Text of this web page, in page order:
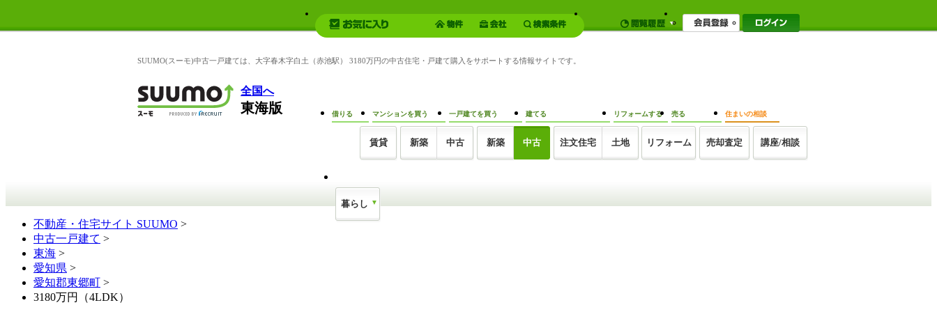
SUUMO(スーモ)中古一戸建ては、大字春木字白土（赤池駅） 3180万円の中古住宅・戸建て購入をサポートする情報サイトです。
全国へ
東海版 借りる
賃貸
マンションを買う
新築 中古
一戸建てを買う
新築 中古
建てる
注文住宅 土地
リフォームする
リフォーム
売る
売却査定
住まいの相談
講座/相談
暮らし
不動産・住宅サイト SUUMO >
中古一戸建て >
東海 >
愛知県 >
愛知郡東郷町 >
3180万円（4LDK）